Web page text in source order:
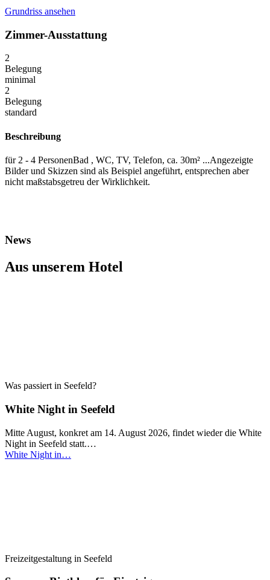
Grundriss ansehen
Zimmer-Ausstattung
2
Belegung
minimal
2
Belegung
standard
Beschreibung
für 2 - 4 PersonenBad , WC, TV, Telefon, ca. 30m² ...Angezeigte
Bilder und Skizzen sind als Beispiel angeführt, entsprechen aber
nicht maßstabsgetreu der Wirklichkeit.
News
Aus unserem Hotel
Was passiert in Seefeld?
White Night in Seefeld
Mitte August, konkret am 14. August 2026, findet wieder die White
Night in Seefeld statt.…
White Night in…
Freizeitgestaltung in Seefeld